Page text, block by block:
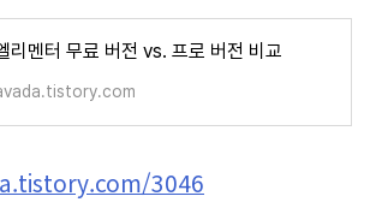
리멘터 무료 버전 vs. 프로 버전 비교
3046